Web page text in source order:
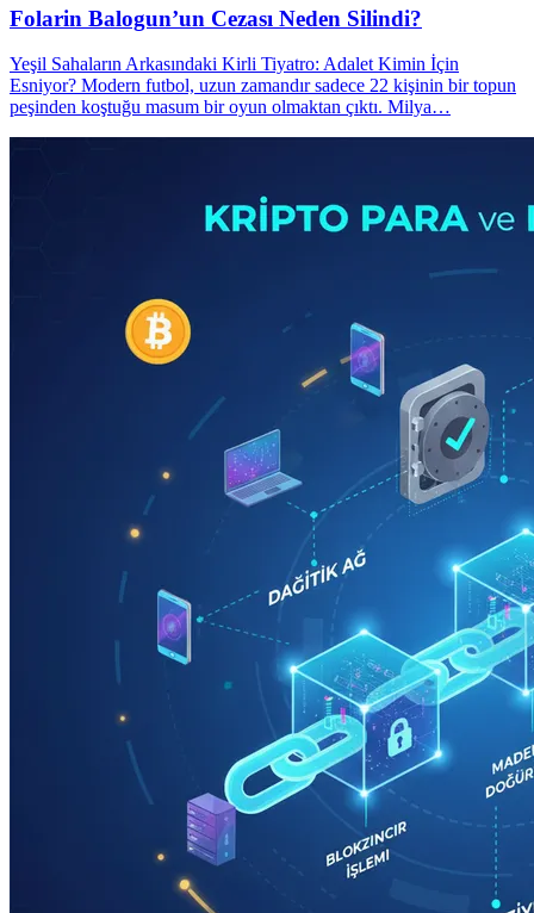
Folarin Balogun’un Cezası Neden Silindi?
Yeşil Sahaların Arkasındaki Kirli Tiyatro: Adalet Kimin İçin
Esniyor? Modern futbol, uzun zamandır sadece 22 kişinin bir topun
peşinden koştuğu masum bir oyun olmaktan çıktı. Milya…